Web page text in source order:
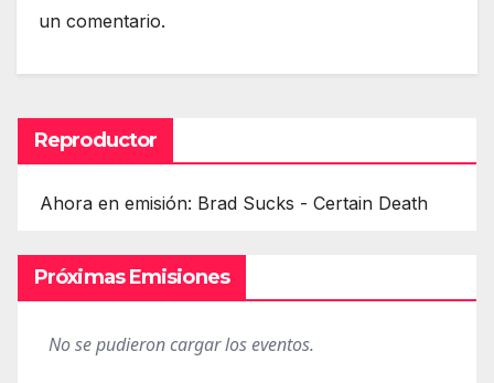
un comentario.
Reproductor
Ahora en emisión: Brad Sucks - Certain Death
Próximas Emisiones